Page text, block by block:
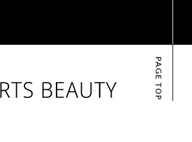
PAGE TOP